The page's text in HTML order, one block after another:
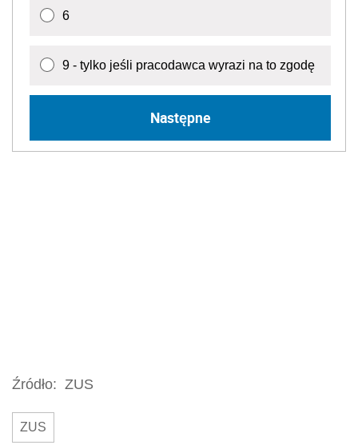
6
9 - tylko jeśli pracodawca wyrazi na to zgodę
Następne
Źródło: ZUS
ZUS